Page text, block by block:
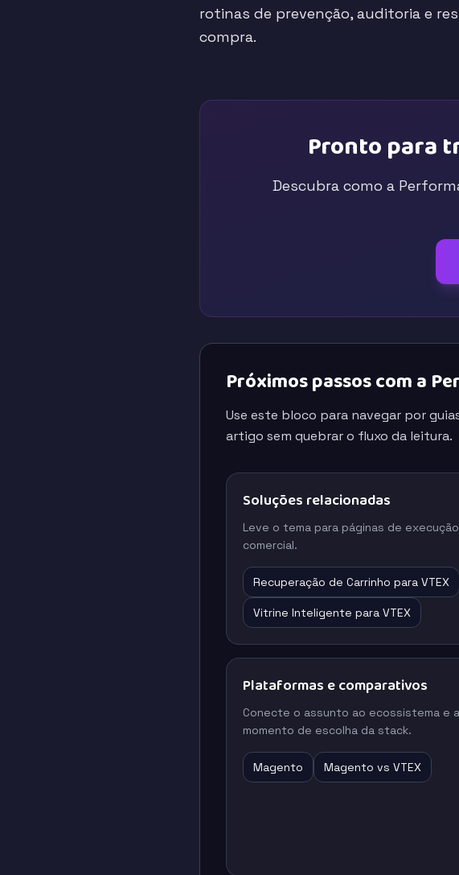
rotinas de prevenção, auditoria e
compra.
Pronto para
Descubra como a
Próximos passos com a
Use este bloco para navegar por
artigo sem quebrar o fluxo da leitura.
Soluções relacionadas
Leve o tema para páginas de
comercial.
Recuperação de Carrinho para VTEX
Vitrine Inteligente para VTEX
Plataformas e comparativos
Conecte o assunto ao ecossistema e
momento de escolha da stack.
Magento Magento vs VTEX